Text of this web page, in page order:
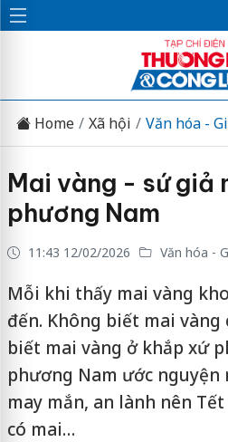
Home Xã hội Văn hóa -
Mai vàng - sứ giả
phương Nam
11:43 12/02/2026 Văn hóa -
Mỗi khi thấy mai vàng
đến. Không biết mai vàng
biết mai vàng ở khắp xứ
phương Nam ước nguyện
may mắn, an lành nên
có mai…